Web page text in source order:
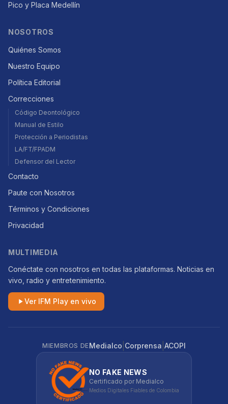
Pico y Placa Medellín
NOSOTROS
Quiénes Somos
Nuestro Equipo
Política Editorial
Correcciones
Código Deontológico
Manual de Estilo
Protección a Periodistas
LA/FT/FPADM
Defensor del Lector
Contacto
Paute con Nosotros
Términos y Condiciones
Privacidad
MULTIMEDIA
Conéctate con nosotros en todas las plataformas. Noticias en
vivo, radio y entretenimiento.
Ver IFM Play en vivo
MIEMBROS DEMedialco Corprensa ACOPI
NO FAKE NEWS
Certificado por Medialco
Medios Digitales Fiables de Colombia